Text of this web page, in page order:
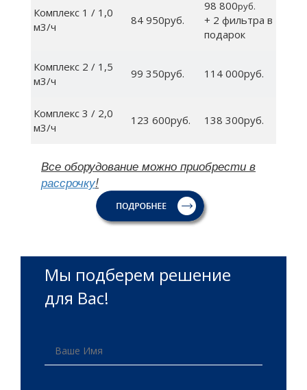
Комплекс 1 / 1,0
м3/ч
84 950руб.
98 800руб.
+ 2 фильтра в
подарок
Комплекс 2 / 1,5
м3/ч
99 350руб. 114 000руб.
Комплекс 3 / 2,0
м3/ч
123 600руб. 138 300руб.
Все оборудование можно приобрести в
рассрочку!
Мы подберем решение
для Вас!